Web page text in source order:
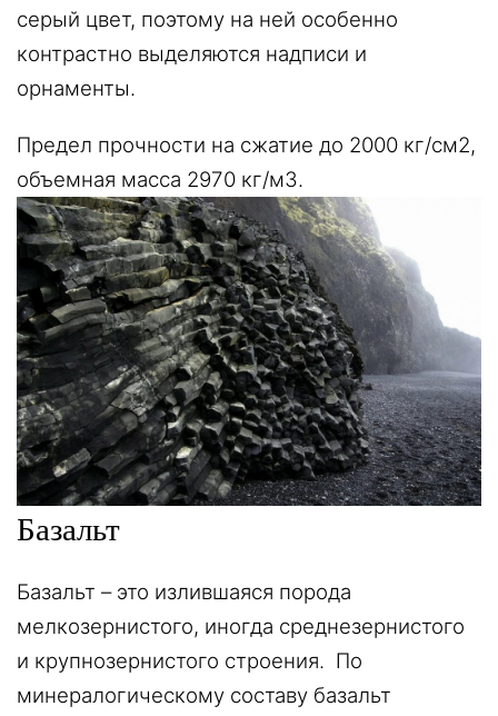
серый цвет, поэтому на ней особенно
контрастно выделяются надписи и
орнаменты.
Предел прочности на сжатие до 2000 кг/см2,
объемная масса 2970 кг/м3.
Базальт
Базальт – это излившаяся порода
мелкозернистого, иногда среднезернистого
и крупнозернистого строения. По
минералогическому составу базальт